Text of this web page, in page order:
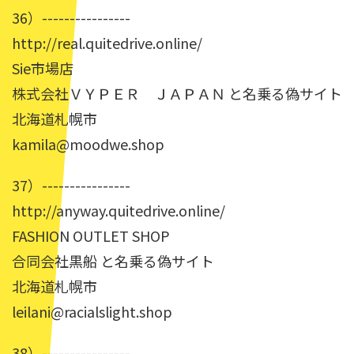
36）----------------
http://real.quitedrive.online/
Sie市場店
株式会社ＶＹＰＥＲ ＪＡＰＡＮ と名乗る偽サイト
北海道札幌市
kamila@moodwe.shop
37）----------------
http://anyway.quitedrive.online/
FASHION OUTLET SHOP
合同会社黒船 と名乗る偽サイト
北海道札幌市
leilani@racialslight.shop